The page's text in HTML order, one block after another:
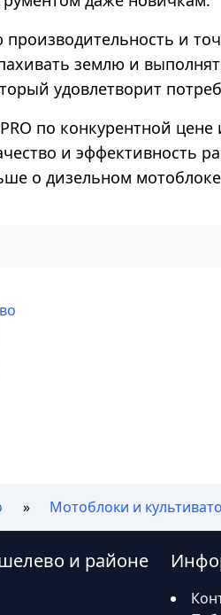
и
землю и
удовлетворит
по конкурентной
и эффективность
о дизельном мотоблоке
Мотоблоки и
и районе